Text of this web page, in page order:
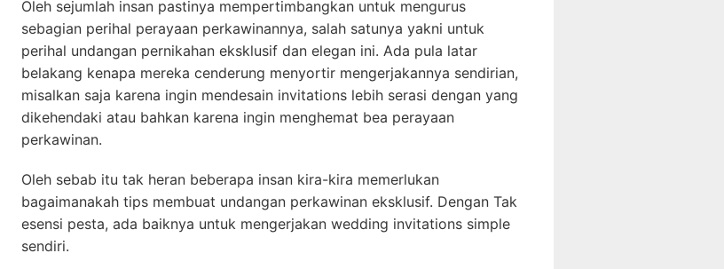
Oleh sejumlah insan pastinya mempertimbangkan untuk mengurus
sebagian perihal perayaan perkawinannya, salah satunya yakni untuk
perihal undangan pernikahan eksklusif dan elegan ini. Ada pula latar
belakang kenapa mereka cenderung menyortir mengerjakannya sendirian,
misalkan saja karena ingin mendesain invitations lebih serasi dengan yang
dikehendaki atau bahkan karena ingin menghemat bea perayaan
perkawinan.
Oleh sebab itu tak heran beberapa insan kira-kira memerlukan
bagaimanakah tips membuat undangan perkawinan eksklusif. Dengan Tak
esensi pesta, ada baiknya untuk mengerjakan wedding invitations simple
sendiri.